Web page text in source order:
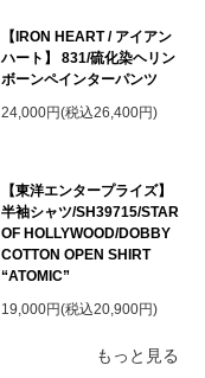
【IRON HEART / アイアン
ハート】 831/硫化染ヘリン
ボーンペインターパンツ
24,000円(税込26,400円)
【東洋エンタープライズ】
半袖シャツ/SH39715/STAR
OF HOLLYWOOD/DOBBY
COTTON OPEN SHIRT
“ATOMIC”
19,000円(税込20,900円)
もっと見る